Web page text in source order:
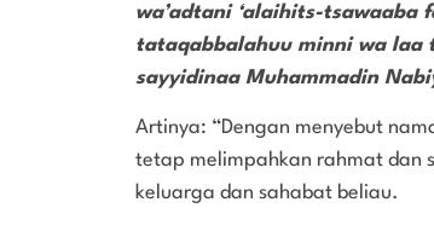
wa’adtani ‘alaihits-tsawaaba
tataqabbalahuu minni wa laa
sayyidinaa Muhammadin
Artinya: “Dengan menyebut
tetap melimpahkan rahmat dan
keluarga dan sahabat beliau.